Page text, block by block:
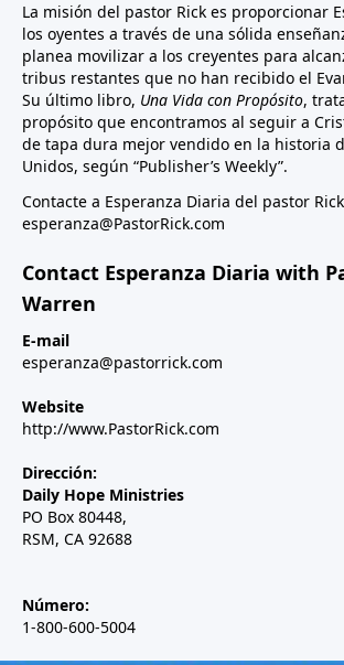
La misión del pastor Rick es proporcionar
los oyentes a través de una sólida
planea movilizar a los creyentes para
tribus restantes que no han recibido el
Su último libro, Una Vida con Propósito,
propósito que encontramos al seguir a
de tapa dura mejor vendido en la historia
Unidos, según “Publisher’s Weekly”.
Contacte a Esperanza Diaria del pastor
esperanza@PastorRick.com
Contact Esperanza Diaria with
Warren
E-mail
esperanza@pastorrick.com
Website
http://www.PastorRick.com
Dirección:
Daily Hope Ministries
PO Box 80448,
RSM, CA 92688
Número:
1-800-600-5004